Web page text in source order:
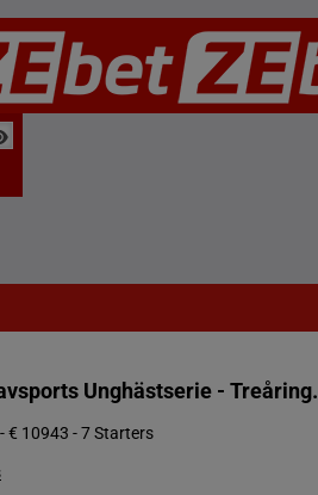
Svensk
€ 10943 - 7 Starters